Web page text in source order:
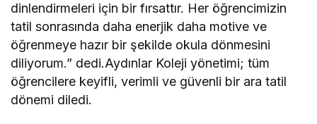
dinlendirmeleri için bir fırsattır. Her öğrencimizin
tatil sonrasında daha enerjik daha motive ve
öğrenmeye hazır bir şekilde okula dönmesini
diliyorum.” dedi.Aydınlar Koleji yönetimi; tüm
öğrencilere keyifli, verimli ve güvenli bir ara tatil
dönemi diledi.